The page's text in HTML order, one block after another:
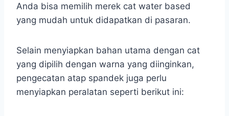
Anda bisa memilih merek cat water based
yang mudah untuk didapatkan di pasaran.
Selain menyiapkan bahan utama dengan cat
yang dipilih dengan warna yang diinginkan,
pengecatan atap spandek juga perlu
menyiapkan peralatan seperti berikut ini: